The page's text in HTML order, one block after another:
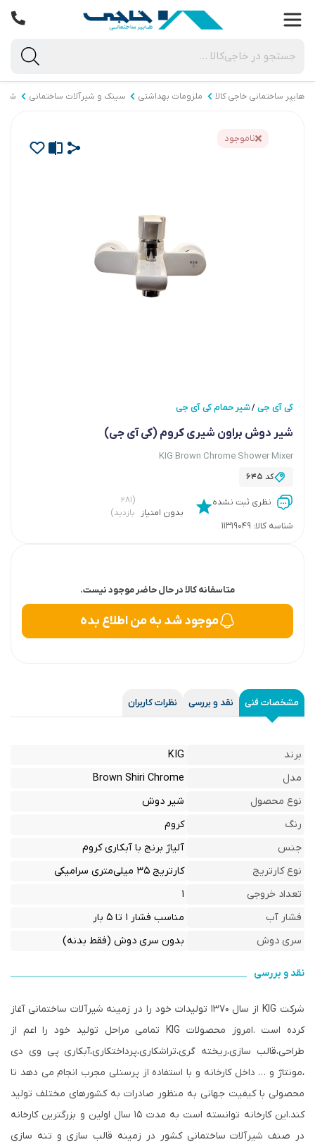
هایپر ساختمانی خاجی‌ کالا ملزومات بهداشتی سینک و شیرآلات ساختمانی
ناموجود
کی آی جی/شیر حمام کی آی جی
شیر دوش براون شیری کروم (کی آی جی)
KIG Brown Chrome Shower Mixer
کد 645
نظری ثبت نشده
بدون امتیاز
(۲۸۱
بازدید)
شناسه کالا: 11319049
متاسفانه کالا در حال حاضر موجود نیست.
موجود شد به من اطلاع بده
مشخصات فنی نقد و بررسی نظرات کاربران
برند
KIG
مدل
Brown Shiri Chrome
نوع محصول
شیر دوش
رنگ
کروم
جنس
آلیاژ برنج با آبکاری کروم
نوع کارتریج
کارتریج ۳۵ میلی‌متری سرامیکی
تعداد خروجی
۱
فشار آب
مناسب فشار ۱ تا ۵ بار
سری دوش
بدون سری دوش (فقط بدنه)
نقد و بررسی
شرکت KIG از سال ۱۳۷۰ تولیدات خود را در زمینه شیرآلات ساختمانی آغاز
کرده است .امروز محصولات KIG تمامی مراحل تولید خود را اعم از
طراحی،قالب سازی،ریخته گری،تراشکاری،پرداختکاری،آبکاری پی وی دی
،مونتاژ و … داخل کارخانه و با استفاده از پرسنلی مجرب انجام می دهد تا
محصولی با کیفیت جهانی به منظور صادرات به کشورهای مختلف تولید
کند.این کارخانه توانسته است به مدت ۱۵ سال اولین و بزرگترین کارخانه
در صنف شیرآلات ساختمانی کشور در زمینه قالب سازی و تنه سازی